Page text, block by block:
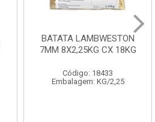
BATATA LAMBWESTON
7MM 8X2,25KG CX 18KG
Código: 18433
Embalagem: KG/2,25